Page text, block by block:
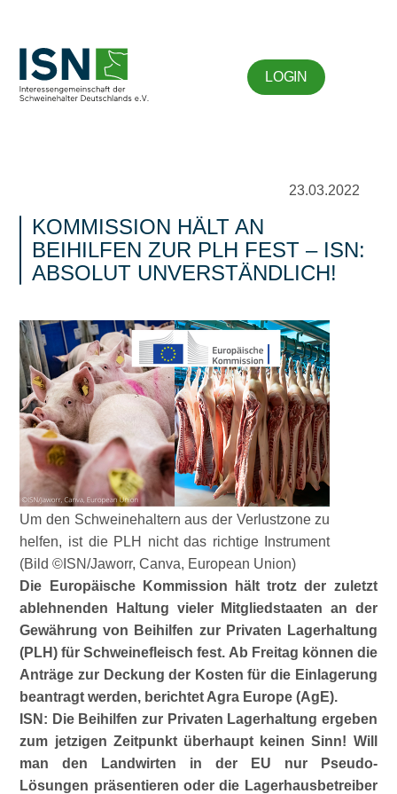
LOGIN
23.03.2022
KOMMISSION HÄLT AN
BEIHILFEN ZUR PLH FEST – ISN:
ABSOLUT UNVERSTÄNDLICH!
Um den Schweinehaltern aus der Verlustzone zu
helfen, ist die PLH nicht das richtige Instrument
(Bild ©ISN/Jaworr, Canva, European Union)
Die Europäische Kommission hält trotz der zuletzt
ablehnenden Haltung vieler Mitgliedstaaten an der
Gewährung von Beihilfen zur Privaten Lagerhaltung
(PLH) für Schweinefleisch fest. Ab Freitag können die
Anträge zur Deckung der Kosten für die Einlagerung
beantragt werden, berichtet Agra Europe (AgE).
ISN: Die Beihilfen zur Privaten Lagerhaltung ergeben
zum jetzigen Zeitpunkt überhaupt keinen Sinn! Will
man den Landwirten in der EU nur Pseudo-
Lösungen präsentieren oder die Lagerhausbetreiber